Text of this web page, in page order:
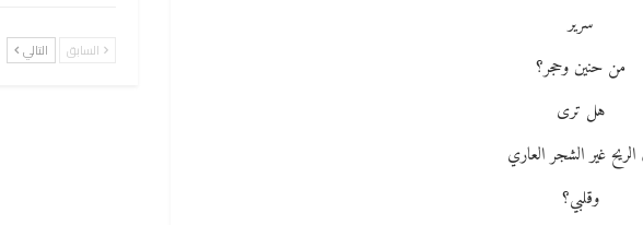
سرير
من حنين وحجر؟
هل ترى
غير الشجر العاري
وقلبي؟
السابق التالي